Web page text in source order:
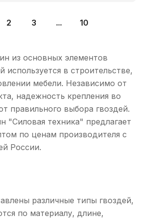
2 3 ... 10
из основных элементов
используется в строительстве,
мебели. Независимо от
надежность крепления во
правильного выбора гвоздей.
"Силовая техника" предлагает
по ценам производителя с
России.
различные типы гвоздей,
по материалу, длине,